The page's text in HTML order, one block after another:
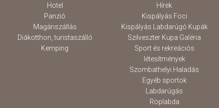
Hotel
Panzió
Magánszállás
Diákotthon, turistaszálló
Kemping
Hírek
Kispályás Foci
Kispályás Labdarúgó Kupák
Szilveszter Kupa Galéria
Sport és rekreációs
létesítmények
Szombathelyi Haladás
Egyéb sportok
Labdarúgás
Röplabda